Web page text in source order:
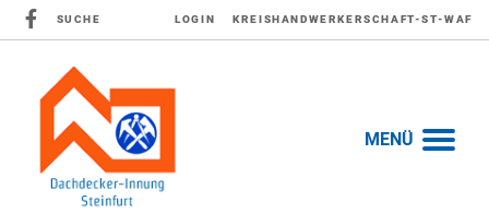
SUCHE LOGIN KREISHANDWERKERSCHAFT-ST-WAF
MENÜ